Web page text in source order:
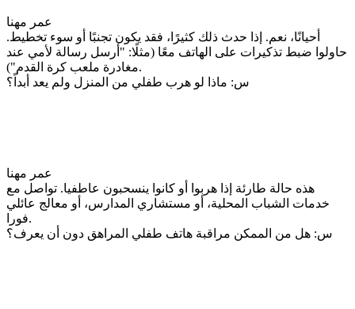
عمر مهنا
أحيانًا، نعم. إذا حدث ذلك كثيرًا، فقد يكون تجنبًا أو سوء تخطيط.
حاولوا ضبط تذكيرات على الهاتف معًا (مثلًا: "أرسل رسالة لأمي عند
مغادرة ملعب كرة القدم").
س: ماذا لو هرب طفلي من المنزل ولم يعد أبداً؟
عمر مهنا
هذه حالة طارئة إذا هربوا أو كانوا ينسحبون عاطفيا. تواصل مع
خدمات الشباب المحلية، أو مستشاري المدارس، أو معالج عائلي
فورا.
س: هل من الممكن مراقبة هاتف طفلي المراهق دون أن يعرف؟